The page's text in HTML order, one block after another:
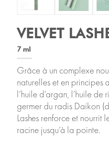
VELVET
7 ml
Grâce à un complexe
naturelles et en principes
l’huile d’argan, l’huile
germer du radis Daikon
Lashes renforce et nourrit
racine jusqu’à la pointe.